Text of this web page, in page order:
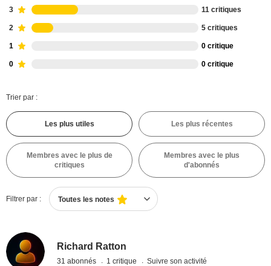
3 11 critiques
2 5 critiques
1 0 critique
0 0 critique
Trier par :
Les plus utiles Les plus récentes
Membres avec le plus de
critiques
Membres avec le plus
d'abonnés
Filtrer par : Toutes les notes
Richard Ratton
31 abonnés 1 critique Suivre son activité